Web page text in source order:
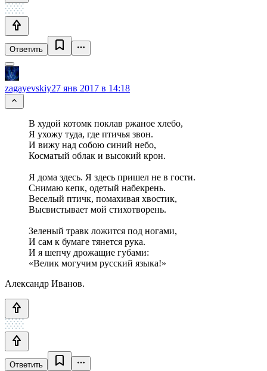
Ответить
zagayevskiy27 янв 2017 в 14:18
В худой котомк поклав ржаное хлебо,
Я ухожу туда, где птичья звон.
И вижу над собою синий небо,
Косматый облак и высокий крон.
Я дома здесь. Я здесь пришел не в гости.
Снимаю кепк, одетый набекрень.
Веселый птичк, помахивая хвостик,
Высвистывает мой стихотворень.
Зеленый травк ложится под ногами,
И сам к бумаге тянется рука.
И я шепчу дрожащие губами:
«Велик могучим русский языка!»
Александр Иванов.
Ответить